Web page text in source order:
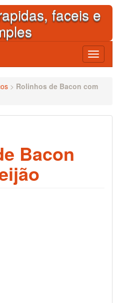
faceis e
Toggle
> Rolinhos de Bacon com
Bacon